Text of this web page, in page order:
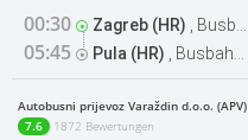
00:30 Zagreb (HR) Busbahnhof
05:45 Pula (HR) Busbahnhof
Autobusni prijevoz Varaždin d.o.o. (APV)
7.6
1872 Bewertungen